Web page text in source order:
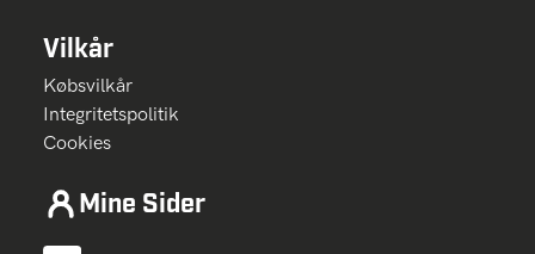
Vilkår
Købsvilkår
Integritetspolitik
Cookies
Mine Sider